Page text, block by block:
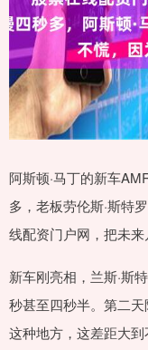
阿斯顿·马丁的新车
多，老板劳伦斯·斯特
线配资门户网，把未来
新车刚亮相，兰斯·斯
秒甚至四秒半。第二
这种地方，这差距大